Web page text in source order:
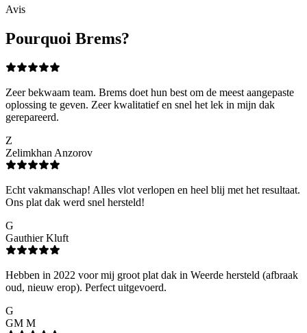
Avis
Pourquoi Brems?
Zeer bekwaam team. Brems doet hun best om de meest aangepaste
oplossing te geven. Zeer kwalitatief en snel het lek in mijn dak
gerepareerd.
Z
Zelimkhan Anzorov
Echt vakmanschap! Alles vlot verlopen en heel blij met het resultaat.
Ons plat dak werd snel hersteld!
G
Gauthier Kluft
Hebben in 2022 voor mij groot plat dak in Weerde hersteld (afbraak
oud, nieuw erop). Perfect uitgevoerd.
G
GM M